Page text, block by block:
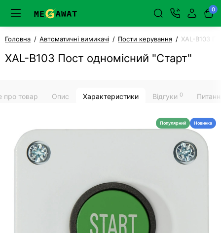
0
Головна Автоматичні вимикачі Пости керування XAL-B103
XAL-B103 Пост одномісний "Старт"
про товар Опис Характеристики Відгуки 0
Популярний Новинка